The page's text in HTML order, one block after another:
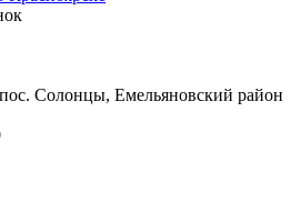
Солонцы, Емельяновский район